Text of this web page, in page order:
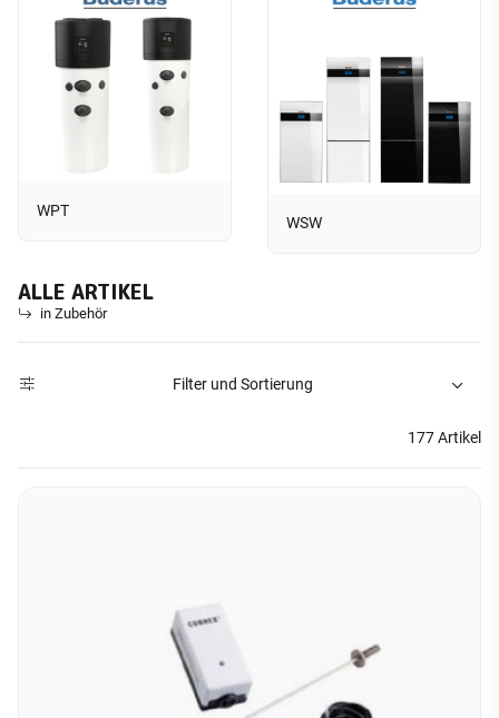
WPT
WSW
ALLE ARTIKEL
in Zubehör
Filter und Sortierung
177 Artikel